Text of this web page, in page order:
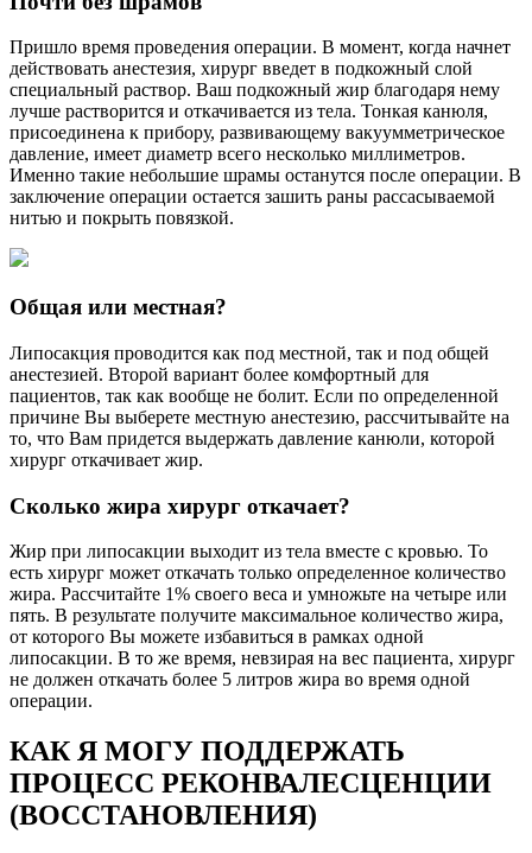
Пришло время проведения операции. В момент, когда начнет
действовать анестезия, хирург введет в подкожный слой
специальный раствор. Ваш подкожный жир благодаря нему
лучше растворится и откачивается из тела. Тонкая канюля,
присоединена к прибору, развивающему вакуумметрическое
давление, имеет диаметр всего несколько миллиметров.
Именно такие небольшие шрамы останутся после операции. В
заключение операции остается зашить раны рассасываемой
нитью и покрыть повязкой.
Общая или местная?
Липосакция проводится как под местной, так и под общей
анестезией. Второй вариант более комфортный для
пациентов, так как вообще не болит. Если по определенной
причине Вы выберете местную анестезию, рассчитывайте на
то, что Вам придется выдержать давление канюли, которой
хирург откачивает жир.
Сколько жира хирург откачает?
Жир при липосакции выходит из тела вместе с кровью. То
есть хирург может откачать только определенное количество
жира. Рассчитайте 1% своего веса и умножьте на четыре или
пять. В результате получите максимальное количество жира,
от которого Вы можете избавиться в рамках одной
липосакции. В то же время, невзирая на вес пациента, хирург
не должен откачать более 5 литров жира во время одной
операции.
КАК Я МОГУ ПОДДЕРЖАТЬ
ПРОЦЕСС РЕКОНВАЛЕСЦЕНЦИИ
(ВОССТАНОВЛЕНИЯ)